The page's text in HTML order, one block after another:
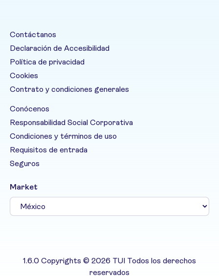
Contáctanos
Declaración de Accesibilidad
Política de privacidad
Cookies
Contrato y condiciones generales
Conócenos
Responsabilidad Social Corporativa
Condiciones y términos de uso
Requisitos de entrada
Seguros
Market
1.6.0 Copyrights © 2026 TUI Todos los derechos
reservados